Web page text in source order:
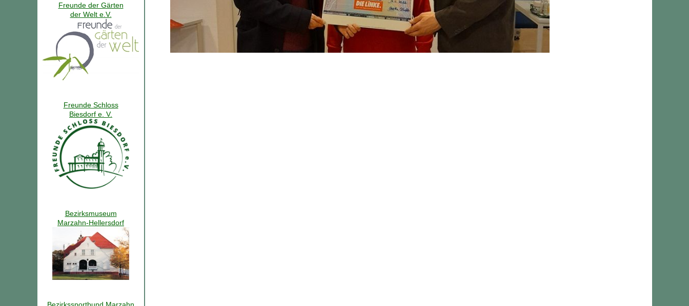
Freunde der Gärten
der Welt e.V.
Freunde Schloss
Biesdorf e. V.
Bezirksmuseum
Marzahn-Hellersdorf